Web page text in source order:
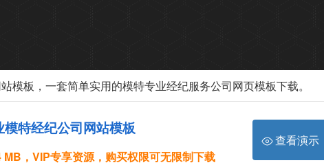
模板，一套简单实用的模特专业经纪服务公司网页模板下载。
模特经纪公司网站模板
MB，VIP专享资源，购买权限可无限制下载
查看演示